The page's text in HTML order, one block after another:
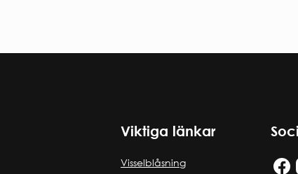
Viktiga länkar
Visselblåsning